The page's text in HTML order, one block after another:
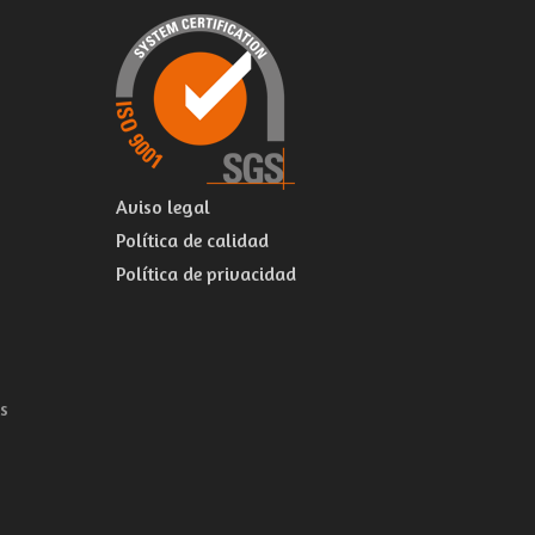
Aviso legal
Política de calidad
Política de privacidad